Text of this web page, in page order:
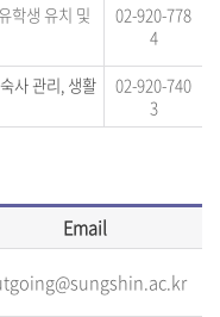
학생 유치 및
02-920-778
4
사 관리, 생활
02-920-740
3
Email
tgoing@sungshin.ac.kr